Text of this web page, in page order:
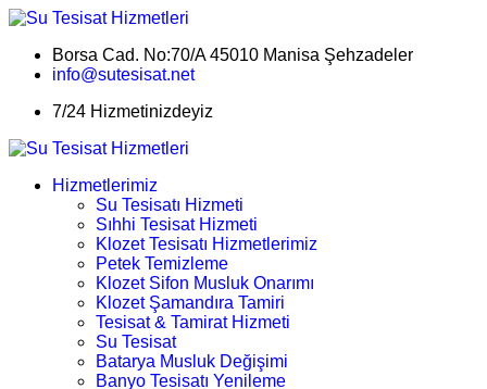
Borsa Cad. No:70/A 45010 Manisa Şehzadeler
info@sutesisat.net
7/24 Hizmetinizdeyiz
Hizmetlerimiz
Su Tesisatı Hizmeti
Sıhhi Tesisat Hizmeti
Klozet Tesisatı Hizmetlerimiz
Petek Temizleme
Klozet Sifon Musluk Onarımı
Klozet Şamandıra Tamiri
Tesisat & Tamirat Hizmeti
Su Tesisat
Batarya Musluk Değişimi
Banyo Tesisatı Yenileme